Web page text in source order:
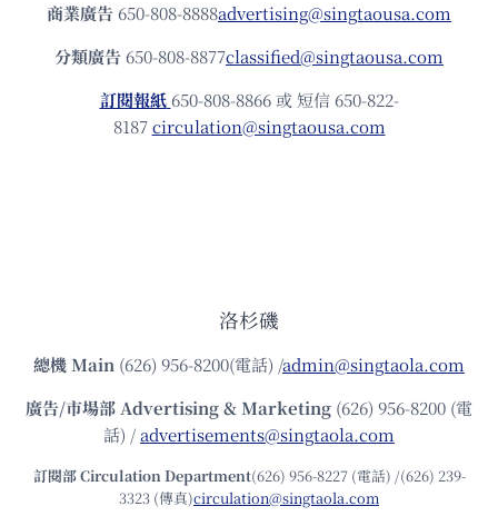
商業廣告 650-808-8888advertising@singtaousa.com
分類廣告 650-808-8877classified@singtaousa.com
訂閱報紙 650-808-8866 或 短信 650-822-
8187circulation@singtaousa.com
洛杉磯
總機Main (626) 956-8200(電話) /admin@singtaola.com
廣告/市場部Advertising & Marketing (626) 956-8200 (電
話) /advertisements@singtaola.com
訂閱部 Circulation Department(626) 956-8227 (電話) /(626) 239-
3323 (傳真)circulation@singtaola.com